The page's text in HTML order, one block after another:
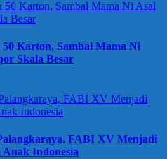
50 Karton, Sambal Mama Ni
Skala Besar
FABI XV Menjadi
Anak Indonesia